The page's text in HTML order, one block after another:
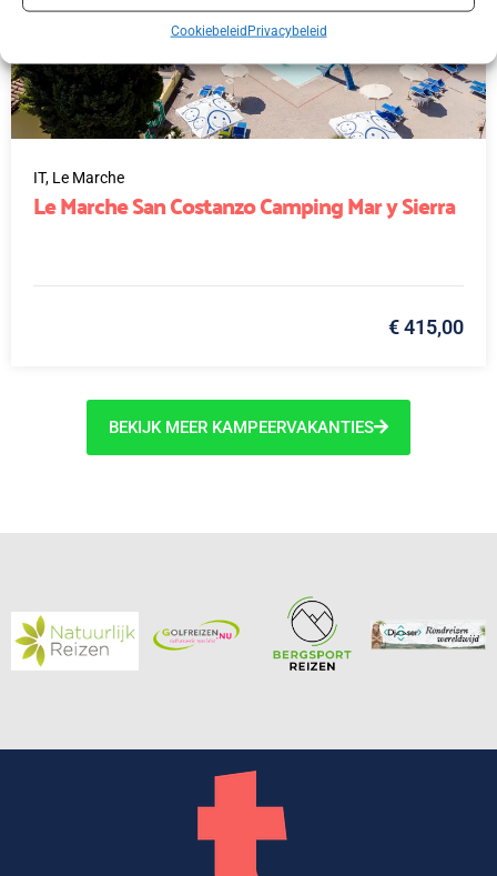
CookiebeleidPrivacybeleid
IT, Le Marche
Le Marche San Costanzo Camping Mar y Sierra
€ 415,00
BEKIJK MEER KAMPEERVAKANTIES